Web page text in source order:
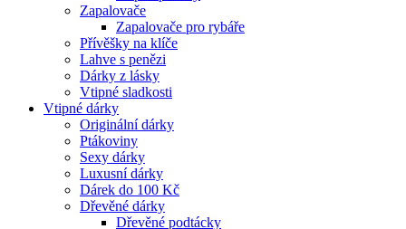
Zapalovače
Zapalovače pro rybáře
Přívěšky na klíče
Lahve s penězi
Dárky z lásky
Vtipné sladkosti
Vtipné dárky
Originální dárky
Ptákoviny
Sexy dárky
Luxusní dárky
Dárek do 100 Kč
Dřevěné dárky
Dřevěné podtácky